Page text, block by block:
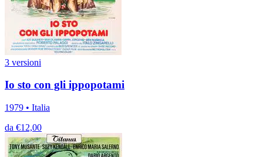
3 versioni
Io sto con gli ippopotami
1979 • Italia
da €12,00